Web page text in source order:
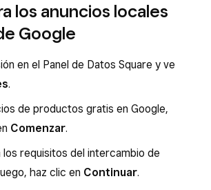
los anuncios locales
Google
en el Panel de Datos Square y ve
.
de productos gratis en Google,
Comenzar.
los requisitos del intercambio de
haz clic en Continuar.